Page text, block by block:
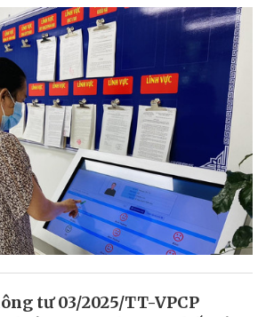
tư 03/2025/TT-VPCP